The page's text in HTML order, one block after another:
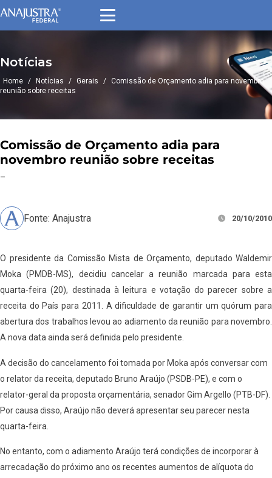
Notícias
Home / Notícias / Gerais / Comissão de Orçamento adia para novembro
reunião sobre receitas
Comissão de Orçamento adia para
novembro reunião sobre receitas
–
Fonte: Anajustra 20/10/2010
O presidente da Comissão Mista de Orçamento, deputado Waldemir
Moka (PMDB-MS), decidiu cancelar a reunião marcada para esta
quarta-feira (20), destinada à leitura e votação do parecer sobre a
receita do País para 2011. A dificuldade de garantir um quórum para
abertura dos trabalhos levou ao adiamento da reunião para novembro.
A nova data ainda será definida pelo presidente.
A decisão do cancelamento foi tomada por Moka após conversar com
o relator da receita, deputado Bruno Araújo (PSDB-PE), e com o
relator-geral da proposta orçamentária, senador Gim Argello (PTB-DF).
Por causa disso, Araújo não deverá apresentar seu parecer nesta
quarta-feira.
No entanto, com o adiamento Araújo terá condições de incorporar à
arrecadação do próximo ano os recentes aumentos de alíquota do